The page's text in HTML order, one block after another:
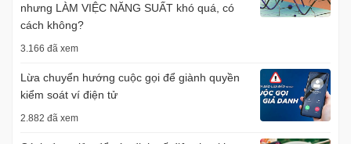
nhưng LÀM VIỆC NĂNG SUẤT khó quá, có
cách không?
3.166 đã xem
Lừa chuyển hướng cuộc gọi để giành quyền
kiểm soát ví điện tử
2.882 đã xem